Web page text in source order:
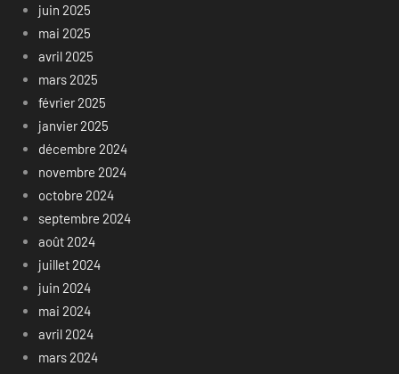
juin 2025
mai 2025
avril 2025
mars 2025
février 2025
janvier 2025
décembre 2024
novembre 2024
octobre 2024
septembre 2024
août 2024
juillet 2024
juin 2024
mai 2024
avril 2024
mars 2024